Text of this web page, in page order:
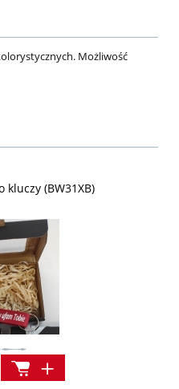
Możliwość
kluczy (BW31XB)